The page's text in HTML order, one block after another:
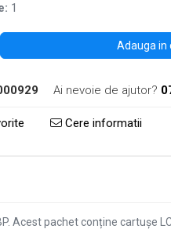
1
Adauga in
Ai nevoie de ajutor?
Cere informatii
Acest pachet conține cartușe